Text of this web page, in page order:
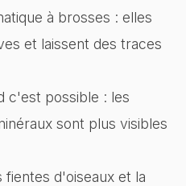
à brosses : elles
et laissent des traces
c'est possible : les
sont plus visibles
d'oiseaux et la